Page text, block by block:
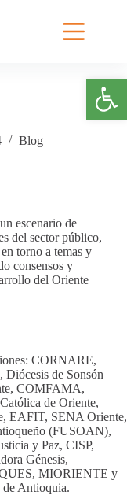
Abrir barra de herramientas
Blog
escenario de
del sector público,
torno a temas y
consensos y
del Oriente
CORNARE,
Diócesis de Sonsón
COMFAMA,
de Oriente,
EAFIT, SENA Oriente,
(FUSOAN),
y Paz, CISP,
Génesis,
MIORIENTE y
Antioquia.